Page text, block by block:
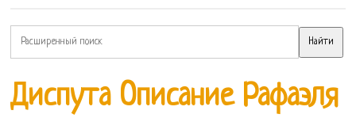
Диспута Описание Рафаэля